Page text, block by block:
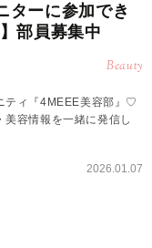
ターに参加でき
部員募集中
Beauty
ティ『4MEEE美容部』♡
容情報を一緒に発信し
2026.01.07